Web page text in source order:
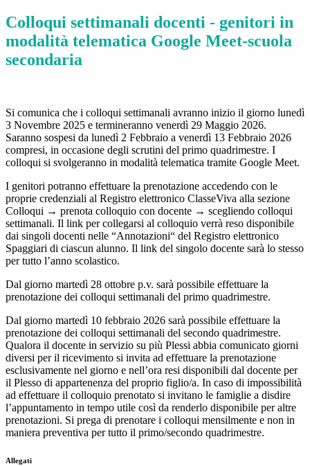
Colloqui settimanali docenti - genitori in
modalità telematica Google Meet-scuola
secondaria
Si comunica che i colloqui settimanali avranno inizio il giorno lunedì
3 Novembre 2025 e termineranno venerdì 29 Maggio 2026.
Saranno sospesi da lunedì 2 Febbraio a venerdì 13 Febbraio 2026
compresi, in occasione degli scrutini del primo quadrimestre. I
colloqui si svolgeranno in modalità telematica tramite Google Meet.
I genitori potranno effettuare la prenotazione accedendo con le
proprie credenziali al Registro elettronico ClasseViva alla sezione
Colloqui → prenota colloquio con docente → scegliendo colloqui
settimanali. Il link per collegarsi al colloquio verrà reso disponibile
dai singoli docenti nelle “Annotazioni“ del Registro elettronico
Spaggiari di ciascun alunno. Il link del singolo docente sarà lo stesso
per tutto l’anno scolastico.
Dal giorno martedì 28 ottobre p.v. sarà possibile effettuare la
prenotazione dei colloqui settimanali del primo quadrimestre.
Dal giorno martedì 10 febbraio 2026 sarà possibile effettuare la
prenotazione dei colloqui settimanali del secondo quadrimestre.
Qualora il docente in servizio su più Plessi abbia comunicato giorni
diversi per il ricevimento si invita ad effettuare la prenotazione
esclusivamente nel giorno e nell’ora resi disponibili dal docente per
il Plesso di appartenenza del proprio figlio/a. In caso di impossibilità
ad effettuare il colloquio prenotato si invitano le famiglie a disdire
l’appuntamento in tempo utile così da renderlo disponibile per altre
prenotazioni. Si prega di prenotare i colloqui mensilmente e non in
maniera preventiva per tutto il primo/secondo quadrimestre.
Allegati